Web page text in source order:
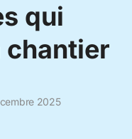
qui
2025